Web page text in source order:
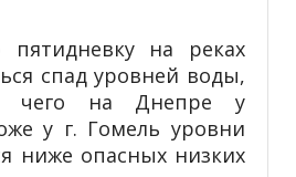
на реках
спад уровней воды,
чего на Днепре у
у г. Гомель уровни
ниже опасных низких